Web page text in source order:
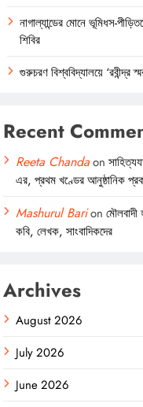
নাগাল্যান্ডের মোনে ভূমিধস-
শিবির
গুরুচরণ বিশ্ববিদ্যালয়ে ‘রবীন্দ্র
Recent
Reeta Chandaon
এর, প্রথম খণ্ডের আনুষ্ঠানিক
Mashurul Barionমৌলবাদী
কবি, লেখক, সাংবাদিকদের
Archives
August 2026
July 2026
June 2026